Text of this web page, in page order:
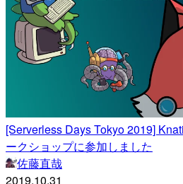
[Serverless Days Tokyo 2019]
ークショップに参加しました
佐藤直哉
2019.10.31